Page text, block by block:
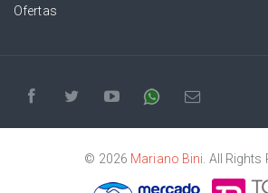
Ofertas
© 2026 Mariano Bini . All Rights